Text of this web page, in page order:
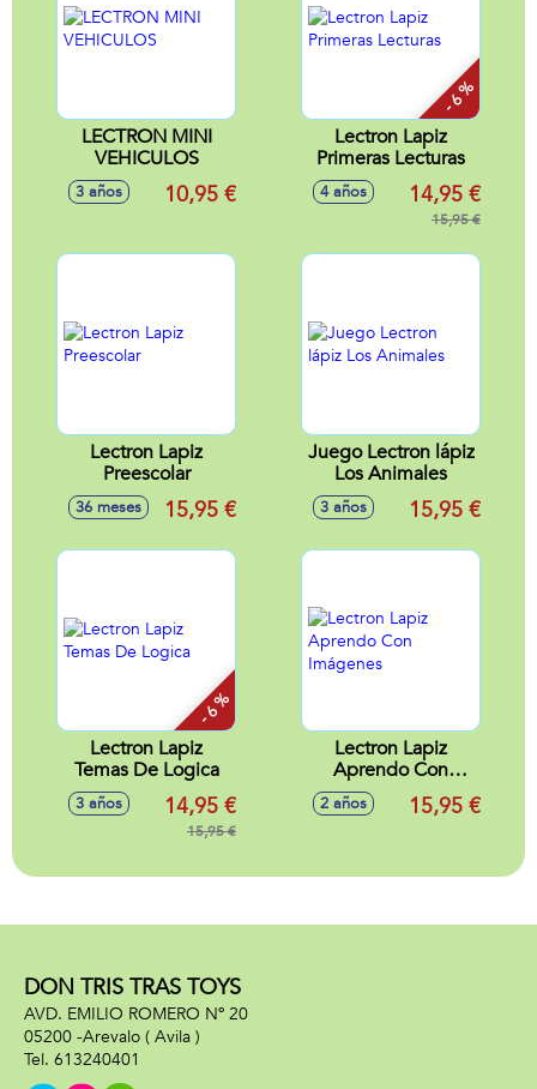
LECTRON MINI
VEHICULOS
3 años 10,95 €
- 6 %
Lectron Lapiz
Primeras Lecturas
4 años 14,95 €
15,95 €
Lectron Lapiz
Preescolar
36 meses 15,95 €
Juego Lectron lápiz
Los Animales
3 años 15,95 €
- 6 %
Lectron Lapiz
Temas De Logica
3 años 14,95 €
15,95 €
Lectron Lapiz
Aprendo Con
Imágenes
2 años 15,95 €
DON TRIS TRAS TOYS
AVD. EMILIO ROMERO Nº 20
05200 -Arevalo ( Avila )
613240401